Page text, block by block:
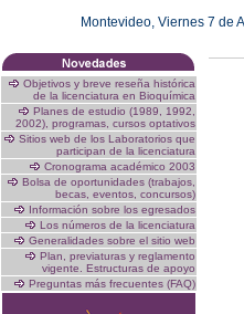
Montevideo, Viernes 7 de
Objetivos y breve reseña histórica
de la licenciatura en Bioquímica
Planes de estudio (1989, 1992,
2002), programas, cursos optativos
Sitios web de los Laboratorios que
participan de la licenciatura
Cronograma académico 2003
Bolsa de oportunidades (trabajos,
becas, eventos, concursos)
Información sobre los egresados
Los números de la licenciatura
Generalidades sobre el sitio web
Plan, previaturas y reglamento
vigente. Estructuras de apoyo
Preguntas más frecuentes (FAQ)